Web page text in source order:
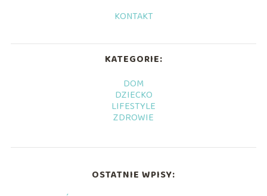
KONTAKT
KATEGORIE:
DOM
DZIECKO
LIFESTYLE
ZDROWIE
OSTATNIE WPISY: